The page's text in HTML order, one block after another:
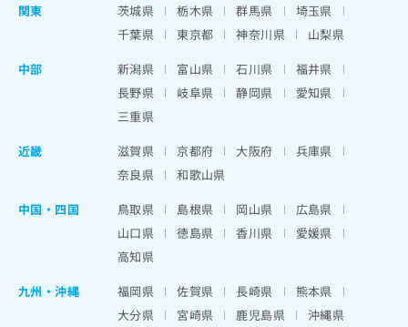
関東
茨城県 栃木県 群馬県
埼玉県
千葉県
東京都 神奈川県
山梨県
中部
新潟県 富山県 石川県
福井県
長野県
岐阜県 静岡県
愛知県
三重県
近畿
滋賀県 京都府 大阪府
兵庫県
奈良県
和歌山県
中国・四国
鳥取県 島根県 岡山県
広島県
山口県
徳島県 香川県
愛媛県
高知県
九州・沖縄
福岡県 佐賀県 長崎県
熊本県
大分県
宮崎県 鹿児島県 沖縄県